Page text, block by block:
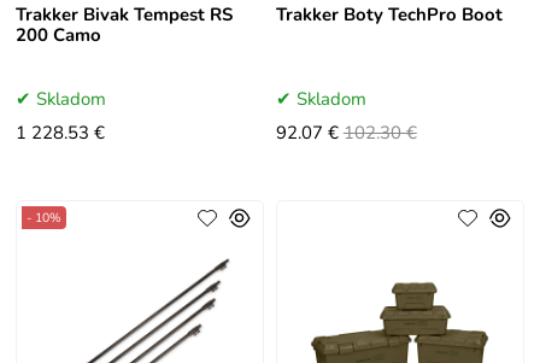
Trakker Bivak Tempest RS
200 Camo
Skladom
1 228.53 €
Trakker Boty TechPro Boot
Skladom
92.07 € 102.30 €
- 10%